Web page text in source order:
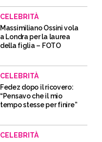
CELEBRITÀ
Massimiliano Ossini vola
a Londra per la laurea
della figlia – FOTO
CELEBRITÀ
Fedez dopo il ricovero:
“Pensavo che il mio
tempo stesse per finire”
CELEBRITÀ